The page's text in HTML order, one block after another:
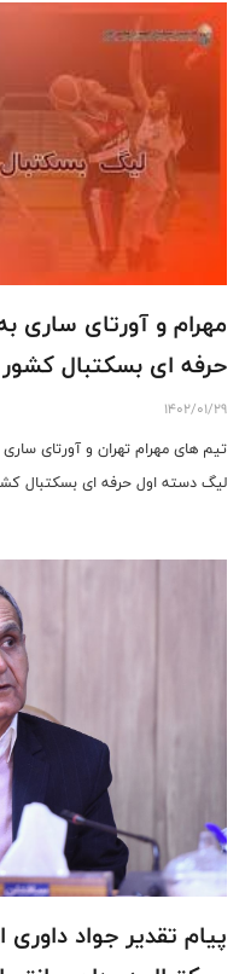
مهرام و آورتای ساری
حرفه ای بسکتبال کشور
1402/01/29
تیم های مهرام تهران و آورتای
لیگ دسته اول حرفه ای بسکتبال
پیام تقدیر جواد